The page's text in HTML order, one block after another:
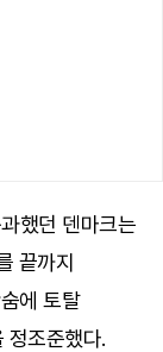
했던 덴마크는
끝까지
에 토탈
정조준했다.